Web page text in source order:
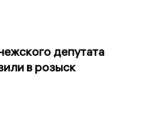
депутата
в розыск